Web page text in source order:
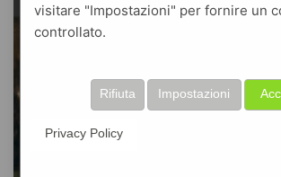
visitare "Impostazioni" per fornire un
controllato.
Impostazioni
Rifiuta
Privacy Policy